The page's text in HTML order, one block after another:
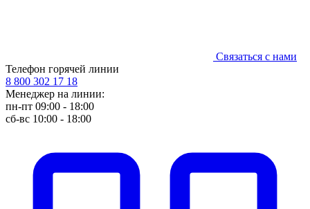
Связаться с нами
Телефон горячей линии
8 800 302 17 18
Менеджер на линии:
пн-пт 09:00 - 18:00
сб-вс 10:00 - 18:00